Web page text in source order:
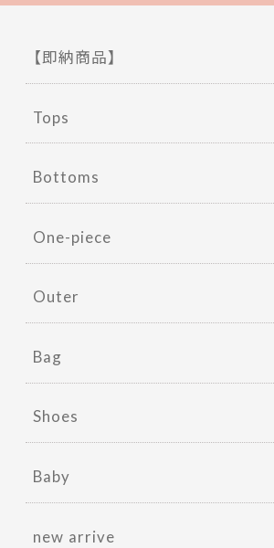
【即納商品】
Tops
Bottoms
One-piece
Outer
Bag
Shoes
Baby
new arrive